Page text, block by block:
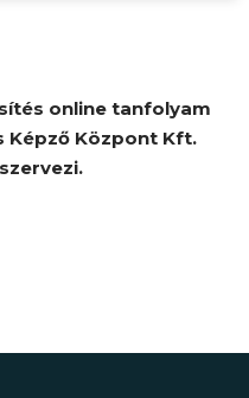
online tanfolyam
Képző Központ Kft.